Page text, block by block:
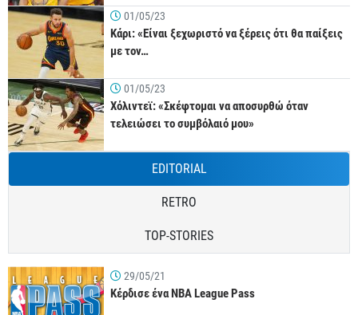
01/05/23
Κάρι: «Είναι ξεχωριστό να ξέρεις ότι θα παίξεις
με τον…
01/05/23
Χόλιντεϊ: «Σκέφτομαι να αποσυρθώ όταν
τελειώσει το συμβόλαιό μου»
EDITORIAL
RETRO
TOP-STORIES
29/05/21
Κέρδισε ένα NBA League Pass